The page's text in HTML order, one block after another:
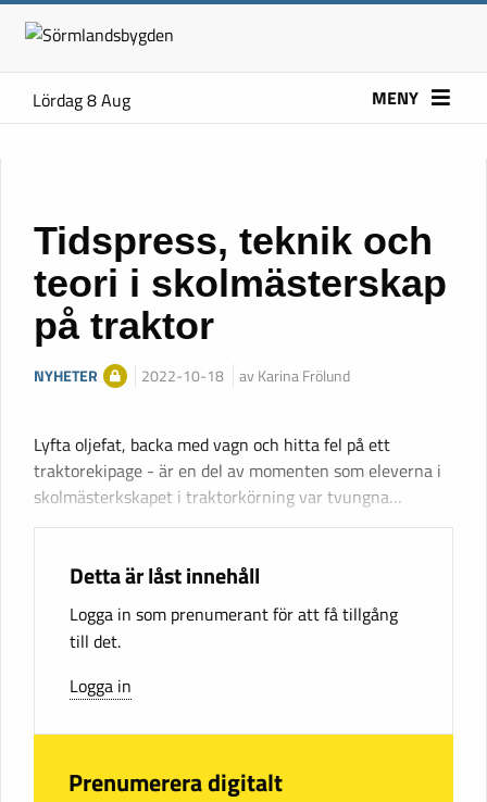
Lördag 8 Aug MENY
Tidspress, teknik och
teori i skolmästerskap
på traktor
NYHETER 2022-10-18 av Karina Frölund
Lyfta oljefat, backa med vagn och hitta fel på ett
traktorekipage - är en del av momenten som eleverna i
skolmästerkskapet i traktorkörning var tvungna…
Detta är låst innehåll
Logga in som prenumerant för att få tillgång
till det.
Logga in
Prenumerera digitalt